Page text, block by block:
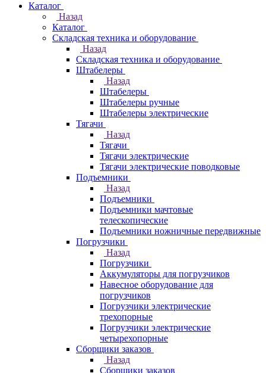
Каталог
Назад
Каталог
Складская техника и оборудование
Назад
Складская техника и оборудование
Штабелеры
Назад
Штабелеры
Штабелеры ручные
Штабелеры электрические
Тягачи
Назад
Тягачи
Тягачи электрические
Тягачи электрические поводковые
Подъемники
Назад
Подъемники
Подъемники мачтовые
телескопические
Подъемники ножничные передвижные
Погрузчики
Назад
Погрузчики
Аккумуляторы для погрузчиков
Навесное оборудование для
погрузчиков
Погрузчики электрические
трехопорные
Погрузчики электрические
четырехопорные
Сборщики заказов
Назад
Сборщики заказов